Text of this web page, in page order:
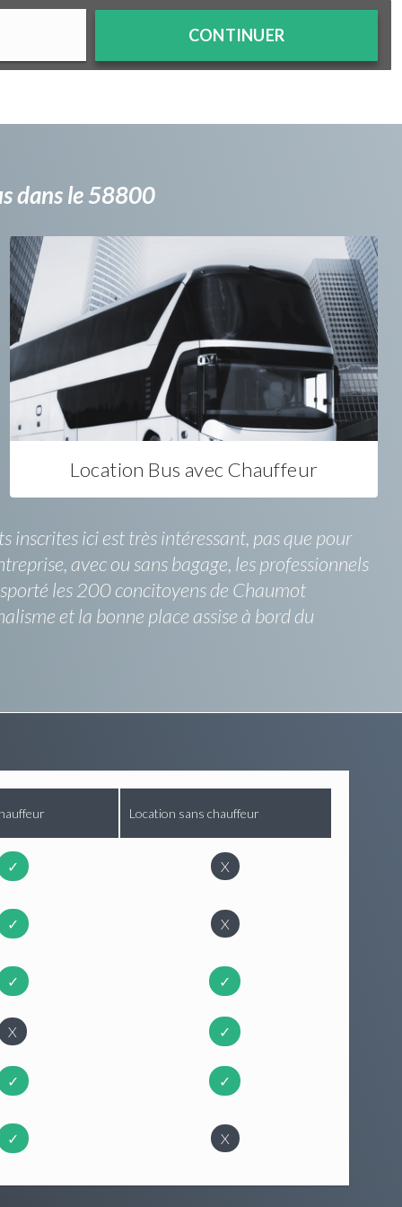
CONTINUER
dans le 58800
Location Bus avec Chauffeur
inscrites ici est très intéressant, pas que pour
avec ou sans bagage, les professionnels
les 200 concitoyens de Chaumot
et la bonne place assise à bord du
Location sans chauffeur
✓ X
✓ X
✓ ✓
X ✓
✓ ✓
✓ X